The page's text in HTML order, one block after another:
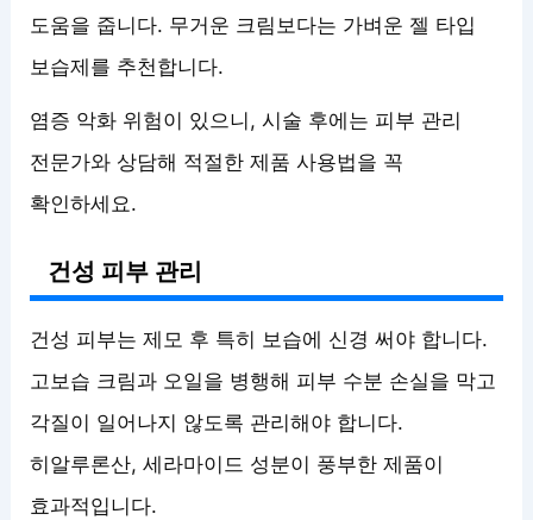
도움을 줍니다. 무거운 크림보다는 가벼운 젤 타입
보습제를 추천합니다.
염증 악화 위험이 있으니, 시술 후에는 피부 관리
전문가와 상담해 적절한 제품 사용법을 꼭
확인하세요.
건성 피부 관리
건성 피부는 제모 후 특히 보습에 신경 써야 합니다.
고보습 크림과 오일을 병행해 피부 수분 손실을 막고
각질이 일어나지 않도록 관리해야 합니다.
히알루론산, 세라마이드 성분이 풍부한 제품이
효과적입니다.